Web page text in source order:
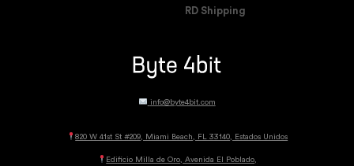
RD Shipping
info@byte4bit.com
820 W 41st St #209, Miami Beach, FL 33140, Estados Unidos
Edificio Milla de Oro, Avenida El Poblado,